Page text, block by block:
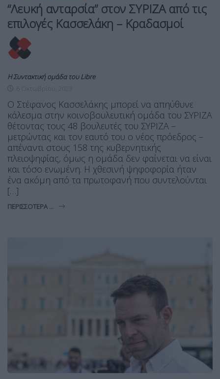
“Λευκή ανταρσία” στον ΣΥΡΙΖΑ από τις
επιλογές Κασσελάκη – Κραδασμοί
Η Συντακτική ομάδα του Libre
6 Οκτωβρίου, 2023
Ο Στέφανος Κασσελάκης μπορεί να απηύθυνε
κάλεσμα στην κοινοβουλευτική ομάδα του ΣΥΡΙΖΑ
θέτοντας τους 48 βουλευτές του ΣΥΡΙΖΑ –
μετρώντας και τον εαυτό του ο νέος πρόεδρος –
απέναντι στους 158 της κυβερνητικής
πλειοψηφίας, όμως η ομάδα δεν φαίνεται να είναι
και τόσο ενωμένη. Η χθεσινή ψηφοφορία ήταν
ένα ακόμη από τα πρωτοφανή που συντελούνται
[…]
ΠΕΡΙΣΣΌΤΕΡΑ ...